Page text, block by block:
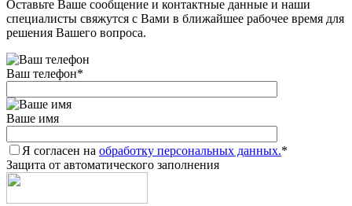
Оставьте Ваше сообщение и контактные данные и наши
специалисты свяжутся с Вами в ближайшее рабочее время для
решения Вашего вопроса.
Ваш телефон*
Ваше имя
Я согласен на обработку персональных данных.*
Защита от автоматического заполнения